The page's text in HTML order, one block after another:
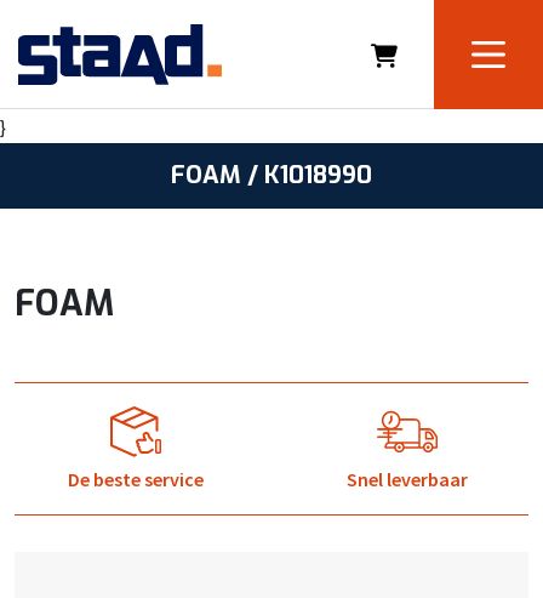
}
FOAM / K1018990
FOAM
De beste service Snel leverbaar